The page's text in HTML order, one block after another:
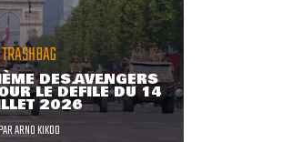
TRASHBAG
DES AVENGERS
LE DÉFILÉ DU 14
2026
ARNO KIKOO